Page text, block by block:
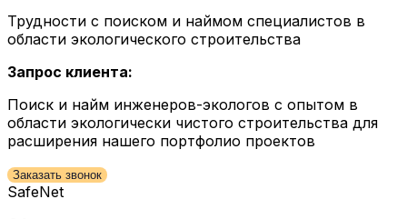
Трудности с поиском и наймом специалистов в
области экологического строительства
Запрос клиента:
Поиск и найм инженеров-экологов с опытом в
области экологически чистого строительства для
расширения нашего портфолио проектов
Заказать звонок
SafeNet